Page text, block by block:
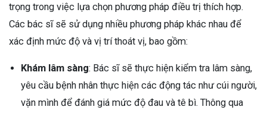
trọng trong việc lựa chọn phương pháp điều trị thích hợp.
Các bác sĩ sẽ sử dụng nhiều phương pháp khác nhau để
xác định mức độ và vị trí thoát vị, bao gồm:
Khám lâm sàng: Bác sĩ sẽ thực hiện kiểm tra lâm sàng,
yêu cầu bệnh nhân thực hiện các động tác như cúi người,
vặn mình để đánh giá mức độ đau và tê bì. Thông qua